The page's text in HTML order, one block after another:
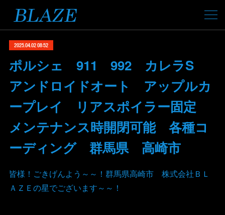
2025.04.02 08:52
ポルシェ 911 992 カレラS
アンドロイドオート アップルカ
ープレイ リアスポイラー固定
メンテナンス時開閉可能 各種コ
ーディング 群馬県 高崎市
皆様！ごきげんよう～～！群馬県高崎市 株式会社ＢＬ
ＡＺＥの星でございます～～！